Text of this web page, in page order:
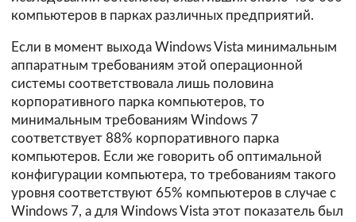
компьютеров в парках различных предприятий.
Если в момент выхода Windows Vista минимальным
аппаратным требованиям этой операционной
системы соответствовала лишь половина
корпоративного парка компьютеров, то
минимальным требованиям Windows 7
соответствует 88% корпоративного парка
компьютеров. Если же говорить об оптимальной
конфигурации компьютера, то требованиям такого
уровня соответствуют 65% компьютеров в случае с
Windows 7, а для Windows Vista этот показатель был